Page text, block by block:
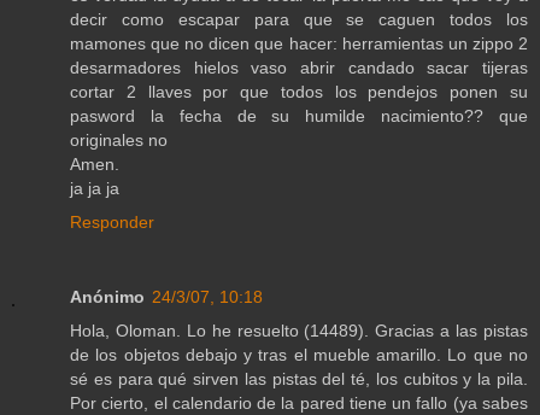
decir como escapar para que se caguen todos los
mamones que no dicen que hacer: herramientas un zippo 2
desarmadores hielos vaso abrir candado sacar tijeras
cortar 2 llaves por que todos los pendejos ponen su
pasword la fecha de su humilde nacimiento?? que
originales no
Amen.
ja ja ja
Responder
Anónimo 24/3/07, 10:18
Hola, Oloman. Lo he resuelto (14489). Gracias a las pistas
de los objetos debajo y tras el mueble amarillo. Lo que no
sé es para qué sirven las pistas del té, los cubitos y la pila.
Por cierto, el calendario de la pared tiene un fallo (ya sabes